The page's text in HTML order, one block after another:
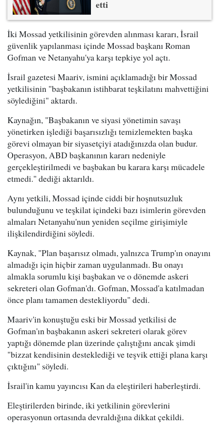
etti
İki Mossad yetkilisinin görevden alınması kararı, İsrail
güvenlik yapılanması içinde Mossad başkanı Roman
Gofman ve Netanyahu'ya karşı tepkiye yol açtı.
İsrail gazetesi Maariv, ismini açıklamadığı bir Mossad
yetkilisinin "başbakanın istihbarat teşkilatını mahvettiğini
söylediğini" aktardı.
Kaynağın, "Başbakanın ve siyasi yönetimin savaşı
yönetirken işlediği başarısızlığı temizlemekten başka
görevi olmayan bir siyasetçiyi atadığınızda olan budur.
Operasyon, ABD başkanının kararı nedeniyle
gerçekleştirilmedi ve başbakan bu karara karşı mücadele
etmedi." dediği aktarıldı.
Aynı yetkili, Mossad içinde ciddi bir hoşnutsuzluk
bulunduğunu ve teşkilat içindeki bazı isimlerin görevden
almaları Netanyahu'nun yeniden seçilme girişimiyle
ilişkilendirdiğini söyledi.
Kaynak, "Plan başarısız olmadı, yalnızca Trump'ın onayını
almadığı için hiçbir zaman uygulanmadı. Bu onayı
almakla sorumlu kişi başbakan ve o dönemde askeri
sekreteri olan Gofman'dı. Gofman, Mossad'a katılmadan
önce planı tamamen destekliyordu" dedi.
Maariv'in konuştuğu eski bir Mossad yetkilisi de
Gofman'ın başbakanın askeri sekreteri olarak görev
yaptığı dönemde plan üzerinde çalıştığını ancak şimdi
"bizzat kendisinin desteklediği ve teşvik ettiği plana karşı
çıktığını" söyledi.
İsrail'in kamu yayıncısı Kan da eleştirileri haberleştirdi.
Eleştirilerden birinde, iki yetkilinin görevlerini
operasyonun ortasında devraldığına dikkat çekildi.